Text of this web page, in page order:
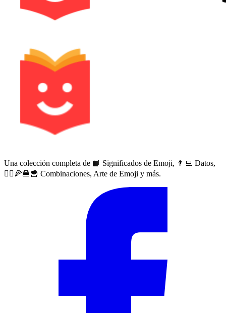
Una colección completa de 📙 Significados de Emoji, 👨‍💻 Datos,
🙅‍♀️🍕🍔🍟 Combinaciones, Arte de Emoji y más.